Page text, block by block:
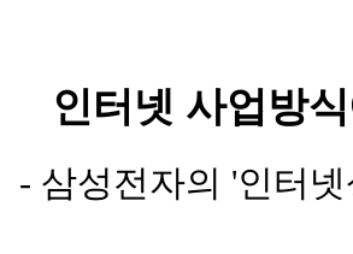
인터넷 사업방
- 삼성전자의 '인터